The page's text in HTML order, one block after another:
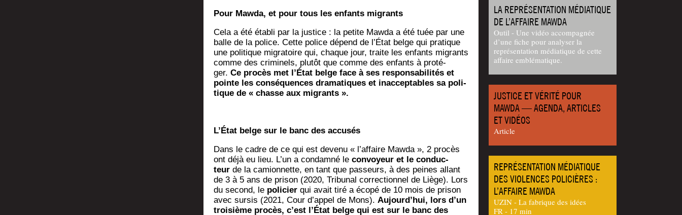
Pour Maw­da, et pour tous les enfants migrants
Cela a été éta­bli par la jus­tice : la petite Maw­da a été tuée par une
balle de la police. Cette police dépend de l’É­tat belge qui pra­tique
une poli­tique migra­toire qui, chaque jour, traite les enfants migrants
comme des cri­mi­nels, plu­tôt que comme des enfants à pro­té­
ger. Ce pro­cès met l’É­tat belge face à ses res­pon­sa­bi­li­tés et
pointe les consé­quences dra­ma­tiques et inac­cep­tables sa poli­
tique de « chasse aux migrants ».
L’É­tat belge sur le banc des accusés
Dans le cadre de ce qui est deve­nu « l’af­faire Maw­da », 2 pro­cès
ont déjà eu lieu. L’un a condam­né le convoyeur et le conduc­
teurde la camion­nette, en tant que pas­seurs, à des peines allant
de 3 à 5 ans de pri­son (2020, Tri­bu­nal cor­rec­tion­nel de Liège). Lors
du second, le poli­cierqui avait tiré a éco­pé de 10 mois de pri­son
avec sur­sis (2021, Cour d’ap­pel de Mons). Aujourd’­hui, lors d’un
troi­sième pro­cès, c’est l’É­tat belge qui est sur le banc des
LA REPRÉSENTATION MÉDIATIQUE
DE L’AFFAIRE MAWDA
Outil - Une vidéo accompagnée
d’une fiche pour analyser la
représentation médiatique de cette
affaire emblématique.
JUSTICE ET VÉRITÉ POUR
MAWDA — AGENDA, ARTICLES
ET VIDÉOS
Article
REPRÉSENTATION MÉDIATIQUE
DES VIOLENCES POLICIÈRES :
L’AFFAIRE MAWDA
UZIN - La fabrique des idées
FR - 17 min